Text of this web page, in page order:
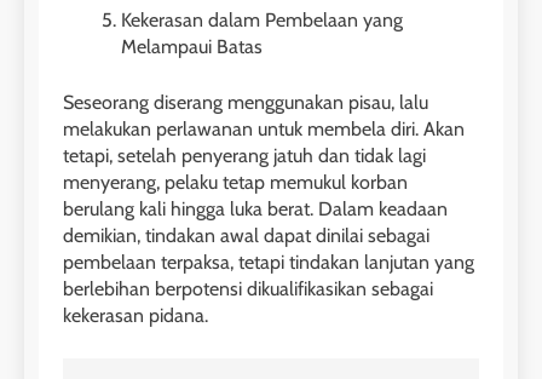
Kekerasan dalam Pembelaan yang
Melampaui Batas
Seseorang diserang menggunakan pisau, lalu
melakukan perlawanan untuk membela diri. Akan
tetapi, setelah penyerang jatuh dan tidak lagi
menyerang, pelaku tetap memukul korban
berulang kali hingga luka berat. Dalam keadaan
demikian, tindakan awal dapat dinilai sebagai
pembelaan terpaksa, tetapi tindakan lanjutan yang
berlebihan berpotensi dikualifikasikan sebagai
kekerasan pidana.